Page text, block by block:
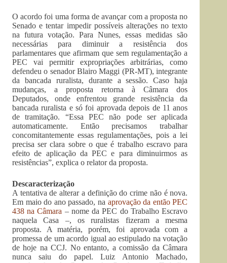
O acordo foi uma forma de avançar com a proposta no
Senado e tentar impedir possíveis alterações no texto
na futura votação. Para Nunes, essas medidas são
necessárias para diminuir a resistência dos
parlamentares que afirmam que sem regulamentação a
PEC vai permitir expropriações arbitrárias, como
defendeu o senador Blairo Maggi (PR-MT), integrante
da bancada ruralista, durante a sessão. Caso haja
mudanças, a proposta retorna à Câmara dos
Deputados, onde enfrentou grande resistência da
bancada ruralista e só foi aprovada depois de 11 anos
de tramitação. “Essa PEC não pode ser aplicada
automaticamente. Então precisamos trabalhar
concomitantemente essas regulamentações, pois a lei
precisa ser clara sobre o que é trabalho escravo para
efeito de aplicação da PEC e para diminuirmos as
resistências”, explica o relator da proposta.
Descaracterização
A tentativa de alterar a definição do crime não é nova.
Em maio do ano passado, na aprovação da então PEC
438 na Câmara – nome da PEC do Trabalho Escravo
naquela Casa –, os ruralistas fizeram a mesma
proposta. A matéria, porém, foi aprovada com a
promessa de um acordo igual ao estipulado na votação
de hoje na CCJ. No entanto, a comissão da Câmara
nunca saiu do papel. Luiz Antonio Machado,